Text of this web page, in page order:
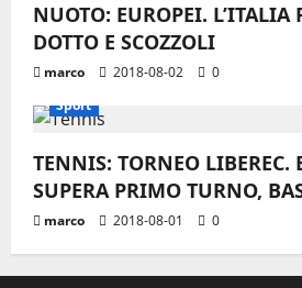
NUOTO: EUROPEI. L’ITALIA
DOTTO E SCOZZOLI
marco 2018-08-02
0
Sport
TENNIS: TORNEO LIBEREC.
SUPERA PRIMO TURNO,
marco 2018-08-01 0